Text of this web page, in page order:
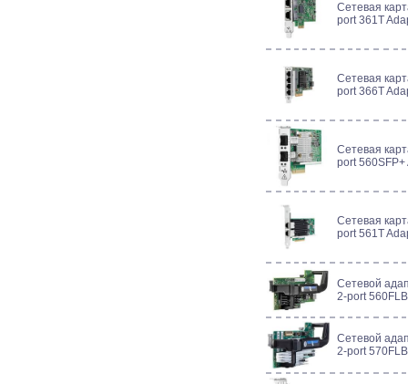
Сетевая
port 361T
Сетевая
port 366T
Сетевая
port
Сетевая
port 561T
Сетевой
2-port
Сетевой
2-port